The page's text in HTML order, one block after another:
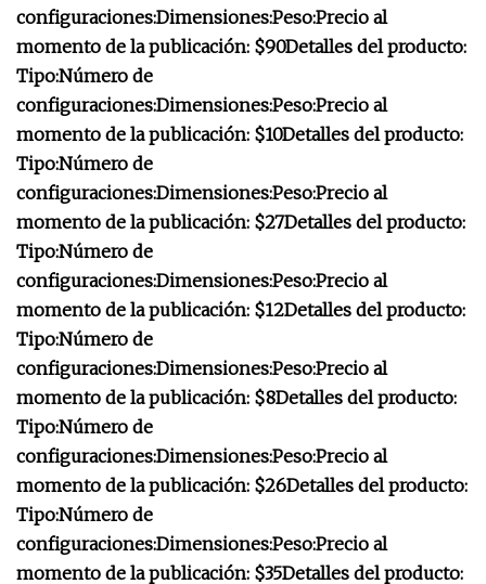
configuraciones:Dimensiones:Peso:Precio al
momento de la publicación: $90Detalles del producto:
Tipo:Número de
configuraciones:Dimensiones:Peso:Precio al
momento de la publicación: $10Detalles del producto:
Tipo:Número de
configuraciones:Dimensiones:Peso:Precio al
momento de la publicación: $27Detalles del producto:
Tipo:Número de
configuraciones:Dimensiones:Peso:Precio al
momento de la publicación: $12Detalles del producto:
Tipo:Número de
configuraciones:Dimensiones:Peso:Precio al
momento de la publicación: $8Detalles del producto:
Tipo:Número de
configuraciones:Dimensiones:Peso:Precio al
momento de la publicación: $26Detalles del producto:
Tipo:Número de
configuraciones:Dimensiones:Peso:Precio al
momento de la publicación: $35Detalles del producto: